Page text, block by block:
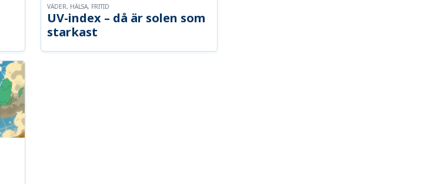
UV-index – då är solen som
starkast
VÄDER, HÄLSA, FRITID